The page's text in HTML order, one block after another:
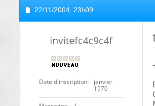
22/11/2004, 23h09
invitefc4c9c4f
Date d'inscription
janvier
1970